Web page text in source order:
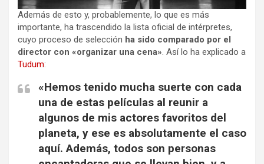
Además de esto y, probablemente, lo que es más
importante, ha trascendido la lista oficial de intérpretes,
cuyo proceso de selección ha sido comparado por el
director con «organizar una cena». Así lo ha explicado a
Tudum:
«Hemos tenido mucha suerte con cada
una de estas películas al reunir a
algunos de mis actores favoritos del
planeta, y ese es absolutamente el caso
aquí. Además, todos son personas